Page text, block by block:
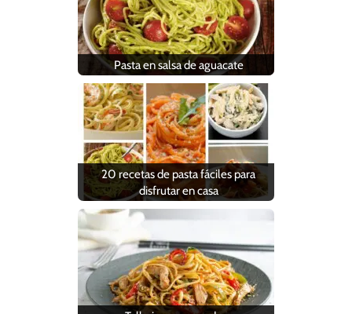
Pasta en salsa de aguacate
20 recetas de pasta fáciles para
disfrutar en casa